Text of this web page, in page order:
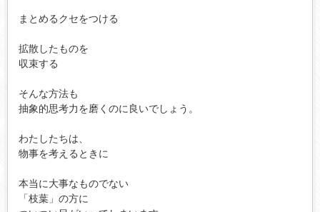
まとめるクセをつける
拡散したものを
収束する
そんな方法も
抽象的思考力を磨くのに良いでしょう。
わたしたちは、
物事を考えるときに
本当に大事なものでない
「枝葉」の方に